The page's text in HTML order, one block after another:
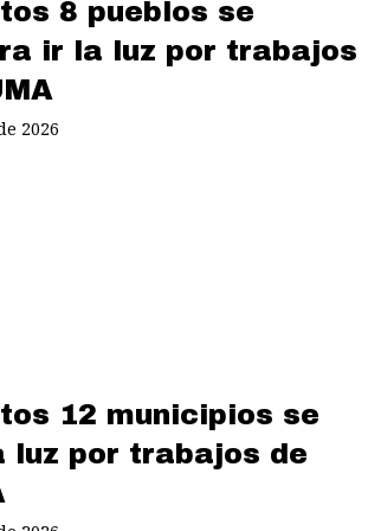
8 pueblos se
ir la luz por trabajos
2026
12 municipios se
luz por trabajos de